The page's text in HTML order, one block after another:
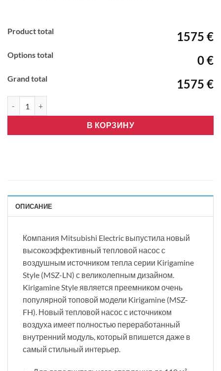
Product total 1575 €
Options total 0 €
Grand total 1575 €
В КОРЗИНУ
ОПИСАНИЕ
Компания Mitsubishi Electric выпустила новый
высокоэффективный тепловой насос с
воздушным источником тепла серии Kirigamine
Style (MSZ-LN) с великолепным дизайном.
Kirigamine Style является преемником очень
популярной топовой модели Kirigamine (MSZ-
FH). Новый тепловой насос с источником
воздуха имеет полностью переработанный
внутренний модуль, который впишется даже в
самый стильный интерьер.